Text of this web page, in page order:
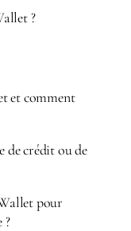
?
et comment
de crédit ou de
pour
?